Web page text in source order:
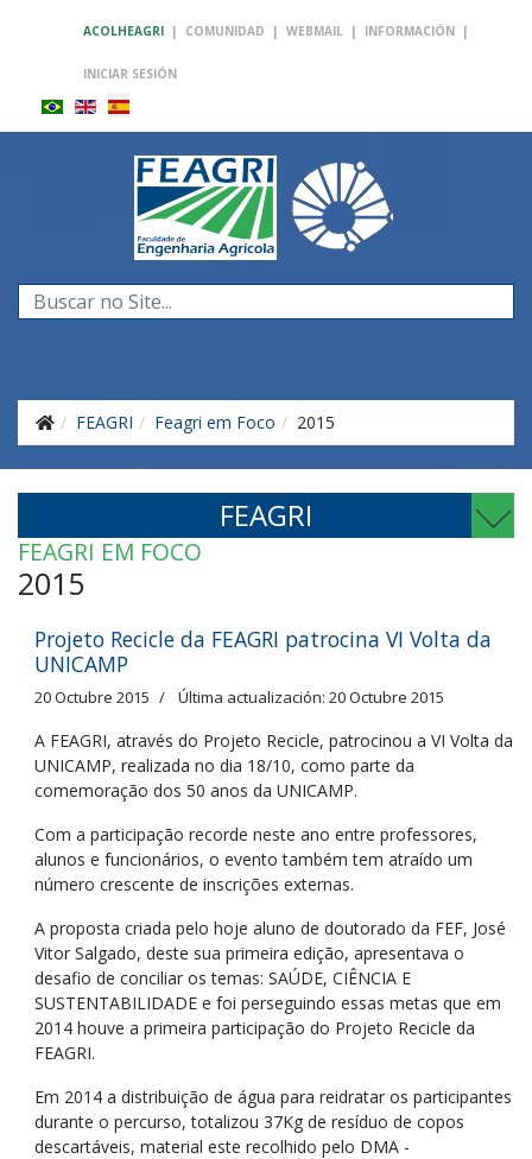
ACOLHEAGRI | COMUNIDAD | WEBMAIL | INFORMACIÓN |
INICIAR SESIÓN
Buscar...
FEAGRI Feagri em Foco 2015
FEAGRI
FEAGRI EM FOCO
2015
Projeto Recicle da FEAGRI patrocina VI Volta da
UNICAMP
20 Octubre 2015 Última actualización: 20 Octubre 2015
A FEAGRI, através do Projeto Recicle, patrocinou a VI Volta da
UNICAMP, realizada no dia 18/10, como parte da
comemoração dos 50 anos da UNICAMP.
Com a participação recorde neste ano entre professores,
alunos e funcionários, o evento também tem atraído um
número crescente de inscrições externas.
A proposta criada pelo hoje aluno de doutorado da FEF, José
Vitor Salgado, deste sua primeira edição, apresentava o
desafio de conciliar os temas: SAÚDE, CIÊNCIA E
SUSTENTABILIDADE e foi perseguindo essas metas que em
2014 houve a primeira participação do Projeto Recicle da
FEAGRI.
Em 2014 a distribuição de água para reidratar os participantes
durante o percurso, totalizou 37Kg de resíduo de copos
descartáveis, material este recolhido pelo DMA -